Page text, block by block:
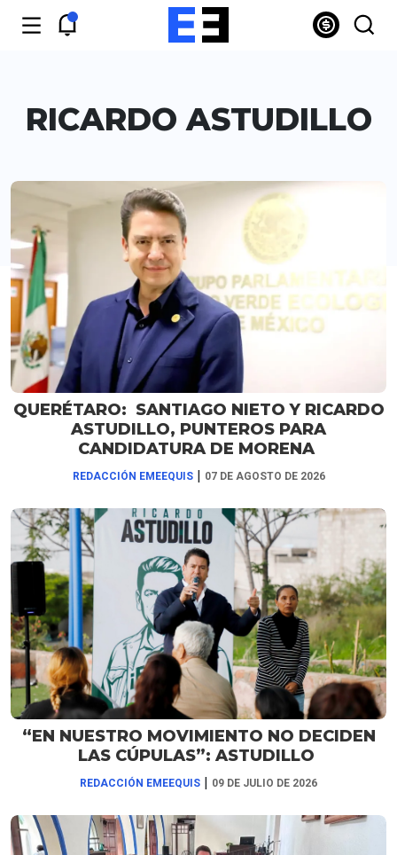
RICARDO ASTUDILLO
QUERÉTARO: SANTIAGO NIETO Y RICARDO
ASTUDILLO, PUNTEROS PARA
CANDIDATURA DE MORENA
REDACCIÓN EMEEQUIS | 07 DE AGOSTO DE 2026
“EN NUESTRO MOVIMIENTO NO DECIDEN
LAS CÚPULAS”: ASTUDILLO
REDACCIÓN EMEEQUIS | 09 DE JULIO DE 2026